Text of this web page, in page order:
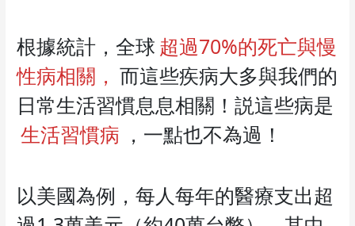
根據統計，全球 超過70%的死亡與慢
性病相關， 而這些疾病大多與我們的
日常生活習慣息息相關！説這些病是
生活習慣病 ，一點也不為過！
以美國為例，每人每年的醫療支出超